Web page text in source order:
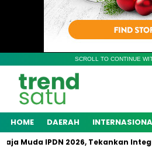
SCROLL TO CONTINUE
HOME DAERAH
Muda IPDN 2026, Tekankan